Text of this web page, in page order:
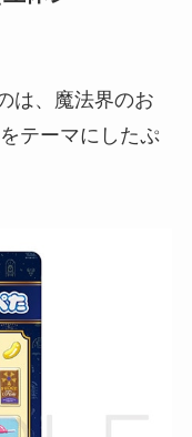
は、魔法界のお
テーマにしたぷ